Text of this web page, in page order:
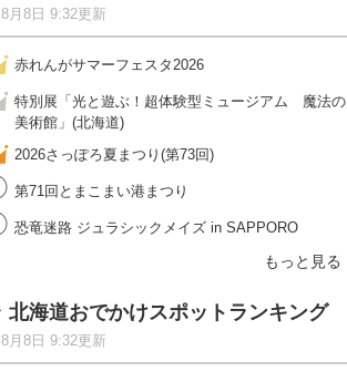
8月8日 9:32更新
赤れんがサマーフェスタ2026
特別展「光と遊ぶ！超体験型ミュージアム 魔法の
美術館」(北海道)
2026さっぽろ夏まつり(第73回)
第71回とまこまい港まつり
恐竜迷路 ジュラシックメイズ in SAPPORO
もっと見る
北海道おでかけスポットランキング
8月8日 9:32更新